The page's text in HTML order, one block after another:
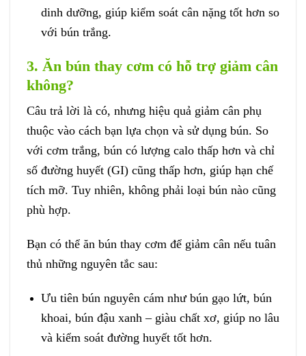
dinh dưỡng, giúp kiểm soát cân nặng tốt hơn so
với bún trắng.
3. Ăn bún thay cơm có hỗ trợ giảm cân
không?
Câu trả lời là có, nhưng hiệu quả giảm cân phụ
thuộc vào cách bạn lựa chọn và sử dụng bún. So
với cơm trắng, bún có lượng calo thấp hơn và chỉ
số đường huyết (GI) cũng thấp hơn, giúp hạn chế
tích mỡ. Tuy nhiên, không phải loại bún nào cũng
phù hợp.
Bạn có thể ăn bún thay cơm để giảm cân nếu tuân
thủ những nguyên tắc sau:
Ưu tiên bún nguyên cám như bún gạo lứt, bún
khoai, bún đậu xanh – giàu chất xơ, giúp no lâu
và kiểm soát đường huyết tốt hơn.